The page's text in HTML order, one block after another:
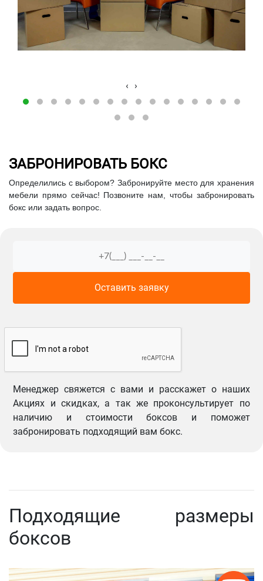
‹ ›
ЗАБРОНИРОВАТЬ БОКС
Определились с выбором? Забронируйте место для хранения
мебели прямо сейчас! Позвоните нам, чтобы забронировать
бокс или задать вопрос.
Менеджер свяжется с вами и расскажет о наших
Акциях и скидках, а так же проконсультирует по
наличию и стоимости боксов и поможет
забронировать подходящий вам бокс.
Подходящие размеры
боксов